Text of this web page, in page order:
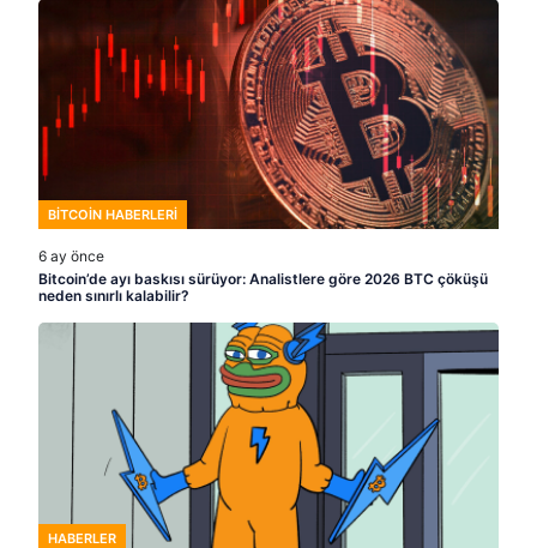
BITCOIN HABERLERI
6 ay önce
Bitcoin’de ayı baskısı sürüyor: Analistlere göre 2026 BTC çöküşü
neden sınırlı kalabilir?
HABERLER